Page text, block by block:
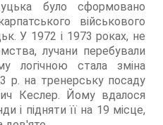
було сформовано
військового
У 1972 і 1973 роках, не
лучани перебували
логічною стала зміна
р. на тренерську посаду
Кеслер. Йому вдалося
і підняти її на 19 місце,